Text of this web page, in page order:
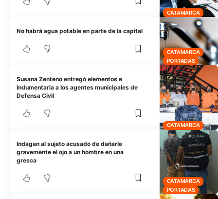
CATAMARCA
CATAMARCA
PORTADAS
No habrá agua potable en parte de la capital
CATAMARCA
Susana Zenteno entregó elementos e
indumentaria a los agentes municipales de
Defensa Civil
CATAMARCA
PORTADAS
Indagan al sujeto acusado de dañarle
gravemente el ojo a un hombre en una
gresca